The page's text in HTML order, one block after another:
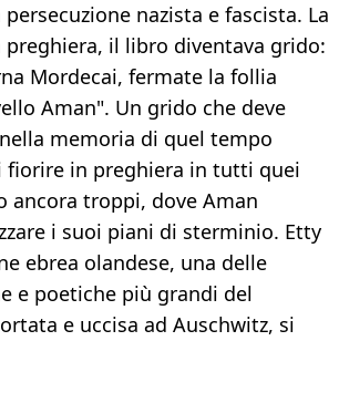
nazista e fascista. La
preghiera, il libro diventava grido:
Mordecai, fermate la follia
Aman". Un grido che deve
memoria di quel tempo
fiorire in preghiera in tutti quei
ancora troppi, dove Aman
i suoi piani di sterminio. Etty
ebrea olandese, una delle
e poetiche più grandi del
e uccisa ad Auschwitz, si